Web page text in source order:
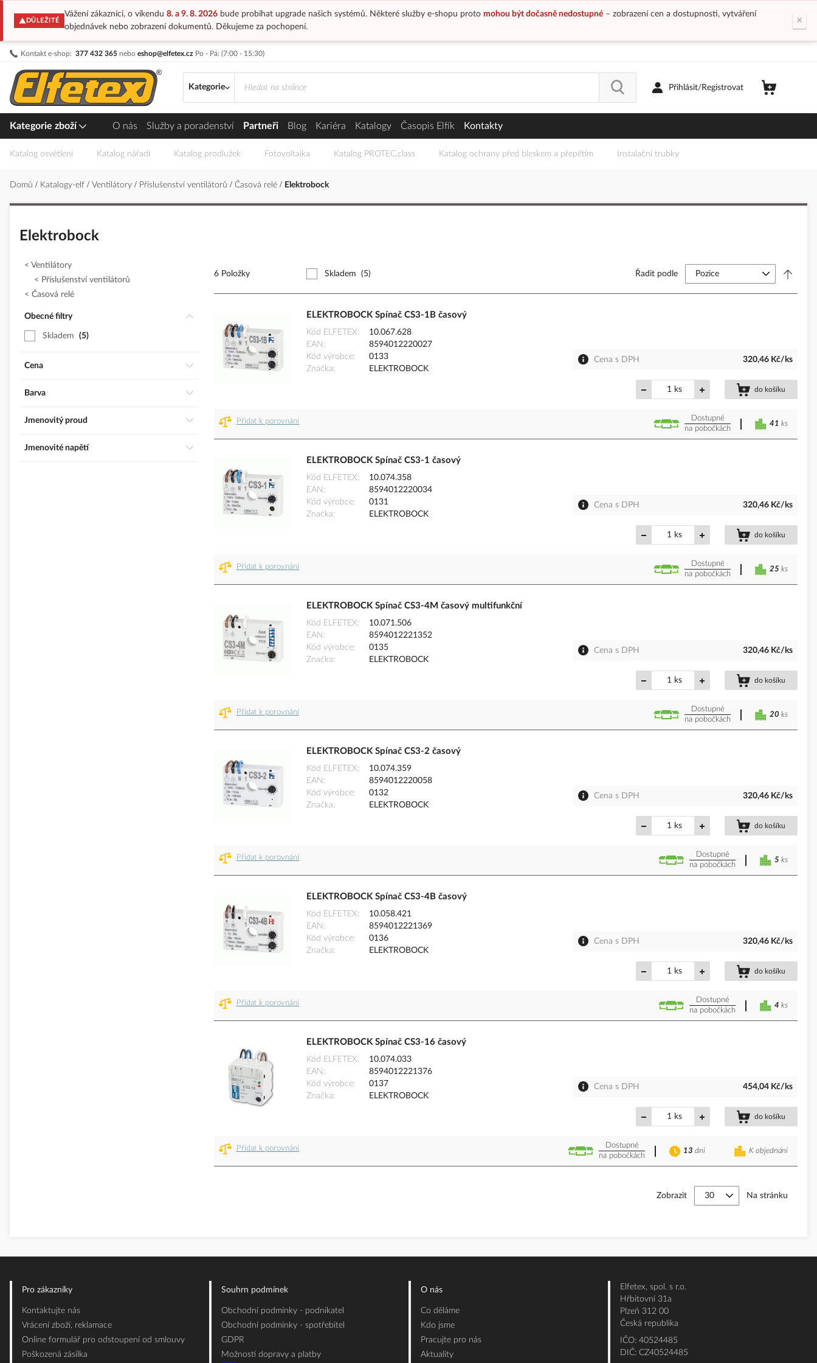
DŮLEŽITÉ
Vážení zákazníci, o víkendu 8. a 9. 8. 2026bude probíhat upgrade našich systémů. Některé služby e-shopu proto mohou být dočasně nedostupné– zobrazení cen a dostupnosti, vytváření
objednávek nebo zobrazení dokumentů. Děkujeme za pochopení.
×
Kontakt e-shop: 377 432 365 nebo eshop@elfetex.cz Po - Pá: (7:00 - 15:30)
Přejít
obsah
Kategorie
Přihlásit/Registrovat
Kategorie zboží O nás Služby a poradenství Partneři Blog Kariéra Katalogy Časopis Elfík Kontakty
Katalog osvětlení Katalog nářadí Katalog prodlužek Fotovoltaika Katalog PROTEC.class Katalog ochrany před bleskem a přepětím Instalační trubky
Domů Katalogy-elf Ventilátory Příslušenství ventilátorů Časová relé Elektrobock
Elektrobock
6 Položky Skladem (5) Řadit podle
ELEKTROBOCK Spínač CS3-1B časový
Kód ELFETEX
10.067.628
EAN
8594012220027
Kód výrobce
0133
Značka
ELEKTROBOCK
Cena s DPH 320,46 Kč/ks
ks do košíku
Přidat k porovnání
Dostupné
na pobočkách
41 ks
ELEKTROBOCK Spínač CS3-1 časový
Kód ELFETEX
10.074.358
EAN
8594012220034
Kód výrobce
0131
Značka
ELEKTROBOCK
Cena s DPH 320,46 Kč/ks
ks do košíku
Přidat k porovnání
Dostupné
na pobočkách
25 ks
ELEKTROBOCK Spínač CS3-4M časový multifunkční
Kód ELFETEX
10.071.506
EAN
8594012221352
Kód výrobce
0135
Značka
ELEKTROBOCK
Cena s DPH 320,46 Kč/ks
ks do košíku
Přidat k porovnání
Dostupné
na pobočkách
20 ks
ELEKTROBOCK Spínač CS3-2 časový
Kód ELFETEX
10.074.359
EAN
8594012220058
Kód výrobce
0132
Značka
ELEKTROBOCK
Cena s DPH 320,46 Kč/ks
ks do košíku
Přidat k porovnání
Dostupné
na pobočkách
5 ks
ELEKTROBOCK Spínač CS3-4B časový
Kód ELFETEX
10.058.421
EAN
8594012221369
Kód výrobce
0136
Značka
ELEKTROBOCK
Cena s DPH 320,46 Kč/ks
ks do košíku
Přidat k porovnání
Dostupné
na pobočkách
4 ks
ELEKTROBOCK Spínač CS3-16 časový
Kód ELFETEX
10.074.033
EAN
8594012221376
Kód výrobce
0137
Značka
ELEKTROBOCK
Cena s DPH 454,04 Kč/ks
ks do košíku
Přidat k porovnání
Dostupné
na pobočkách
K objednání
13 dní
Zobrazit Na stránku
Ventilátory
Příslušenství ventilátorů
Časová relé
Obecné filtry
Skladem 5
Cena
Barva
Jmenovitý proud
Jmenovité napětí
Pro zákazníky
Kontaktujte nás
Vrácení zboží, reklamace
Online formulář pro odstoupení od smlouvy
Poškozená zásilka
Souhrn podmínek
Obchodní podmínky - podnikatel
Obchodní podmínky - spotřebitel
GDPR
Možnosti dopravy a platby
O nás
Co děláme
Kdo jsme
Pracujte pro nás
Aktuality
Elfetex, spol. s r.o.
Hřbitovní 31a
Plzeň 312 00
Česká republika
IČO: 40524485
DIČ: CZ40524485